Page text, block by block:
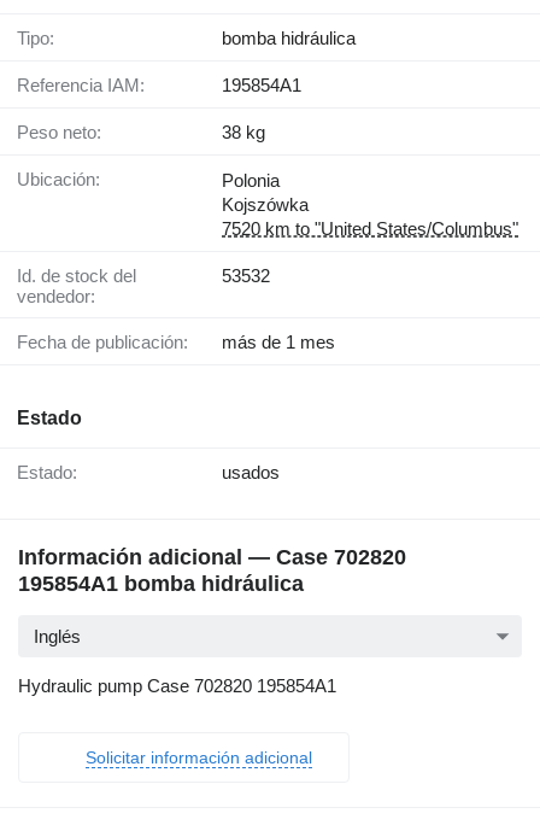
Tipo: bomba hidráulica
Referencia IAM: 195854A1
Peso neto: 38 kg
Ubicación:
Polonia
Kojszówka
7520 km to "United States/Columbus"
Id. de stock del
vendedor:
53532
Fecha de publicación: más de 1 mes
Estado
Estado: usados
Información adicional — Case 702820
195854A1 bomba hidráulica
Inglés
Hydraulic pump Case 702820 195854A1
Solicitar información adicional